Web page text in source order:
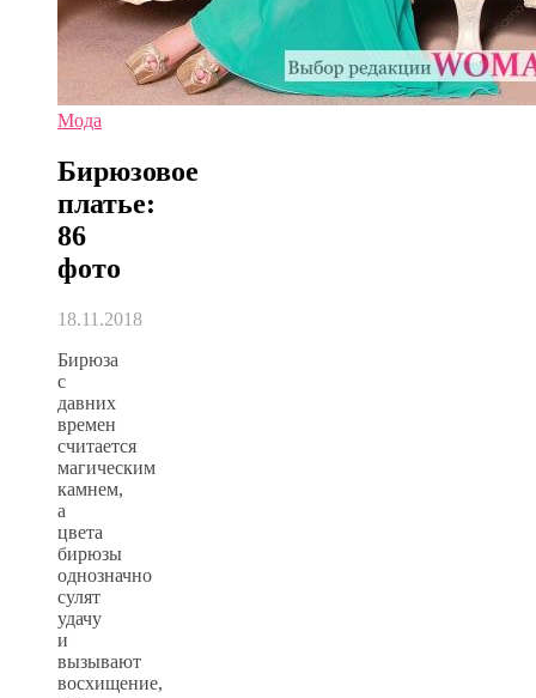
Мода
Бирюзовое
платье:
86
фото
18.11.2018
Бирюза
с
давних
времен
считается
магическим
камнем,
а
цвета
бирюзы
однозначно
сулят
удачу
и
вызывают
восхищение,